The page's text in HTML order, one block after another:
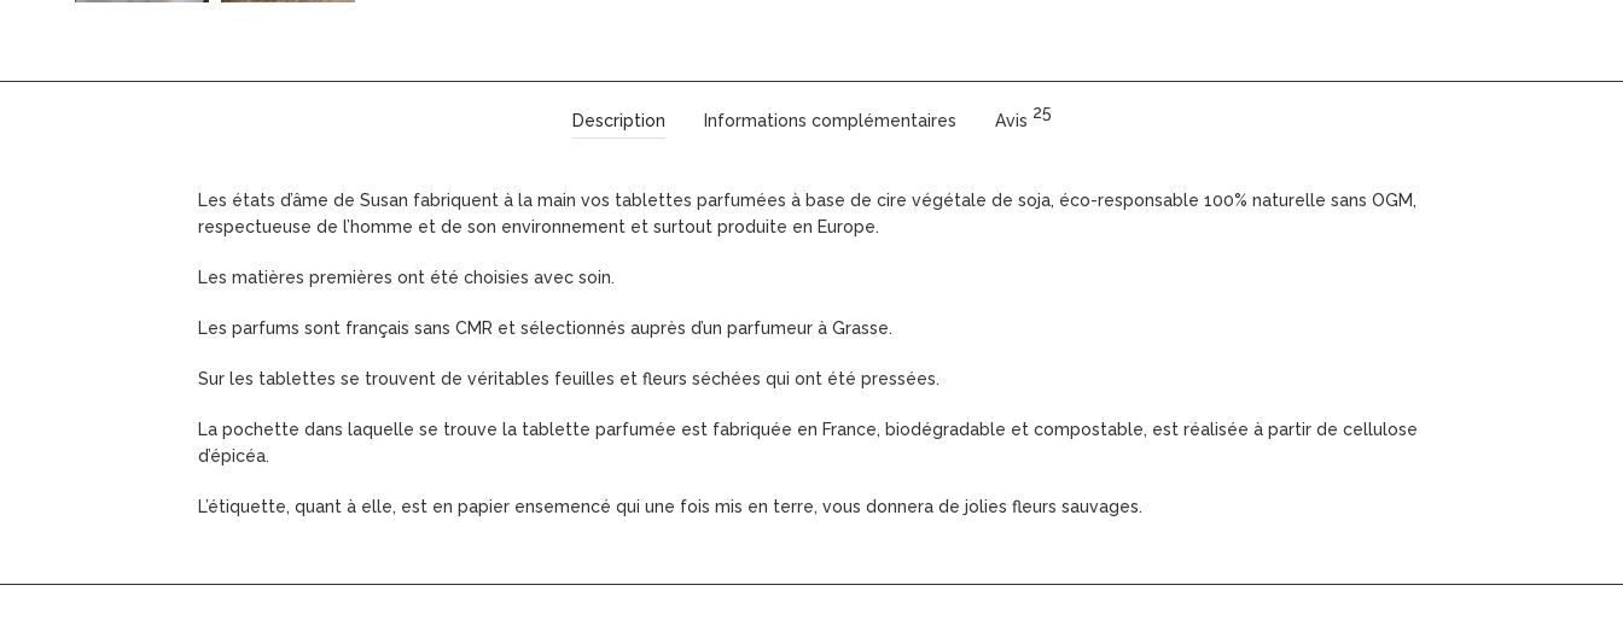
Description Informations complémentaires Avis 25
Les états d’âme de Susan fabriquent à la main vos tablettes parfumées à base de cire végétale de soja, éco-responsable 100% naturelle sans OGM,
respectueuse de l’homme et de son environnement et surtout produite en Europe.
Les matières premières ont été choisies avec soin.
Les parfums sont français sans CMR et sélectionnés auprès d’un parfumeur à Grasse.
Sur les tablettes se trouvent de véritables feuilles et fleurs séchées qui ont été pressées.
La pochette dans laquelle se trouve la tablette parfumée est fabriquée en France, biodégradable et compostable, est réalisée à partir de cellulose
d’épicéa.
L’étiquette, quant à elle, est en papier ensemencé qui une fois mis en terre, vous donnera de jolies fleurs sauvages.